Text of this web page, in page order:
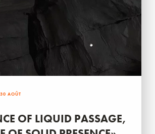
AOÛT
OF LIQUID PASSAGE,